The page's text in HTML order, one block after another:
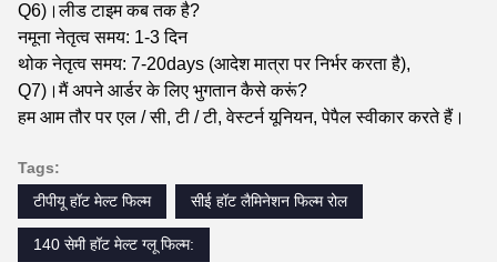
Q6)।लीड टाइम कब तक है?
नमूना नेतृत्व समय: 1-3 दिन
थोक नेतृत्व समय: 7-20days (आदेश मात्रा पर निर्भर करता है),
Q7)।मैं अपने आर्डर के लिए भुगतान कैसे करूं?
हम आम तौर पर एल / सी, टी / टी, वेस्टर्न यूनियन, पेपैल स्वीकार करते हैं।
Tags:
टीपीयू हॉट मेल्ट फिल्म
सीई हॉट लैमिनेशन फिल्म रोल
140 सेमी हॉट मेल्ट ग्लू फिल्म: